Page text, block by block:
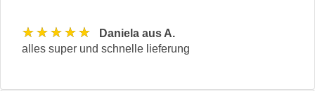
★★★★★
Daniela aus A.
alles super und schnelle lieferung